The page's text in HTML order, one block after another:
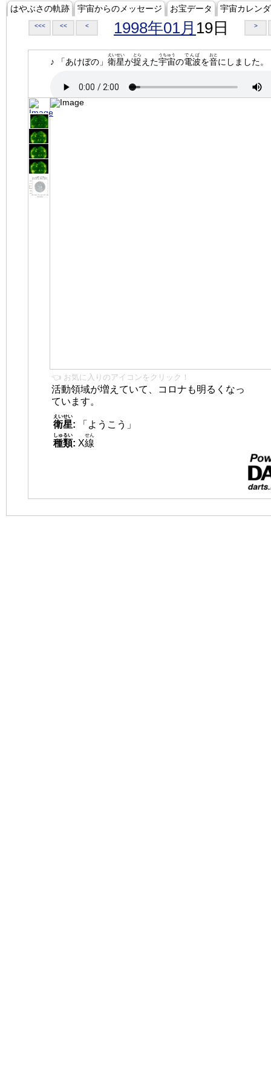
はやぶさの軌跡 宇宙からのメッセージ お宝データ 宇宙カレン
<<< << < 1998年01月 19日 >
♪ 「あけぼの」 衛星
えいせい
が捉
とら
えた宇宙
うちゅう
の電波
でんぱ
を音
おと
にしました。
👈 お気に入りのアイコンをクリック！
活動領域が増えていて、コロナも明るくなっ
ています。
衛星
えいせい
:
「ようこう」
種類
しゅるい
: X線
せん